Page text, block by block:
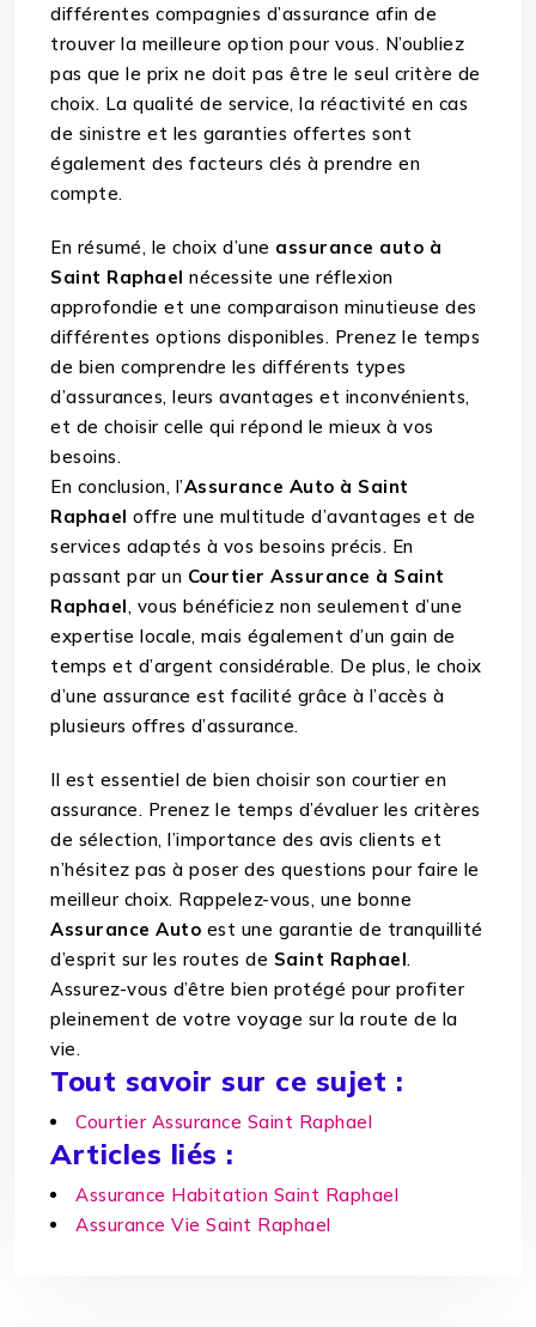
différentes compagnies d’assurance afin de
trouver la meilleure option pour vous. N’oubliez
pas que le prix ne doit pas être le seul critère de
choix. La qualité de service, la réactivité en cas
de sinistre et les garanties offertes sont
également des facteurs clés à prendre en
compte.
En résumé, le choix d’une assurance auto à
Saint Raphael nécessite une réflexion
approfondie et une comparaison minutieuse des
différentes options disponibles. Prenez le temps
de bien comprendre les différents types
d’assurances, leurs avantages et inconvénients,
et de choisir celle qui répond le mieux à vos
besoins.
En conclusion, l’Assurance Auto à Saint
Raphael offre une multitude d’avantages et de
services adaptés à vos besoins précis. En
passant par un Courtier Assurance à Saint
Raphael, vous bénéficiez non seulement d’une
expertise locale, mais également d’un gain de
temps et d’argent considérable. De plus, le choix
d’une assurance est facilité grâce à l’accès à
plusieurs offres d’assurance.
Il est essentiel de bien choisir son courtier en
assurance. Prenez le temps d’évaluer les critères
de sélection, l’importance des avis clients et
n’hésitez pas à poser des questions pour faire le
meilleur choix. Rappelez-vous, une bonne
Assurance Auto est une garantie de tranquillité
d’esprit sur les routes de Saint Raphael.
Assurez-vous d’être bien protégé pour profiter
pleinement de votre voyage sur la route de la
vie.
Tout savoir sur ce sujet :
Courtier Assurance Saint Raphael
Articles liés :
Assurance Habitation Saint Raphael
Assurance Vie Saint Raphael